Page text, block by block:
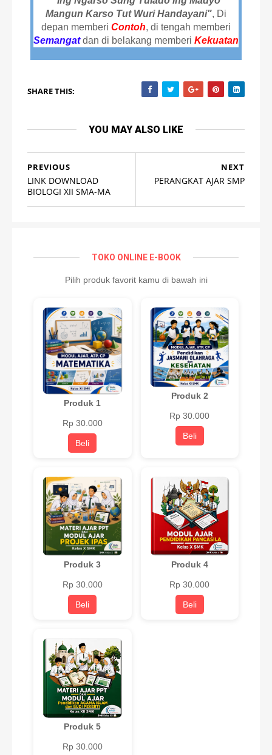
Mangun Karso Tut Wuri Handayani", Di
depan memberi Contoh, di tengah memberi
Semangatdan di belakang memberi Kekuatan
SHARE THIS:
YOU MAY ALSO LIKE
NEXT
PERANGKAT AJAR SMP
PREVIOUS
LINK DOWNLOAD
BIOLOGI XII SMA-MA
TOKO ONLINE E-BOOK
Pilih produk favorit kamu di bawah ini
Produk 1
Rp 30.000
Beli
Produk 2
Rp 30.000
Beli
Produk 3
Rp 30.000
Beli
Produk 4
Rp 30.000
Beli
Produk 5
Rp 30.000